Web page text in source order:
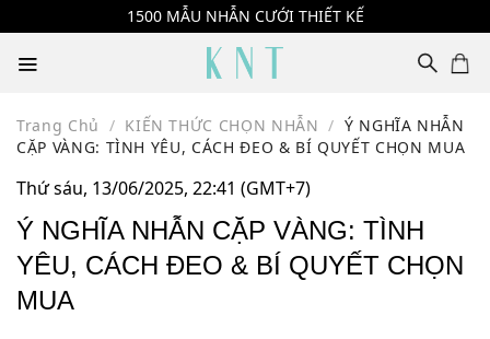
to
content
1500 MẪU NHẪN CƯỚI THIẾT KẾ
Trang Chủ / KIẾN THỨC CHỌN NHẪN / Ý NGHĨA NHẪN
CẶP VÀNG: TÌNH YÊU, CÁCH ĐEO & BÍ QUYẾT CHỌN MUA
Thứ sáu, 13/06/2025, 22:41 (GMT+7)
Ý NGHĨA NHẪN CẶP VÀNG: TÌNH
YÊU, CÁCH ĐEO & BÍ QUYẾT CHỌN
MUA